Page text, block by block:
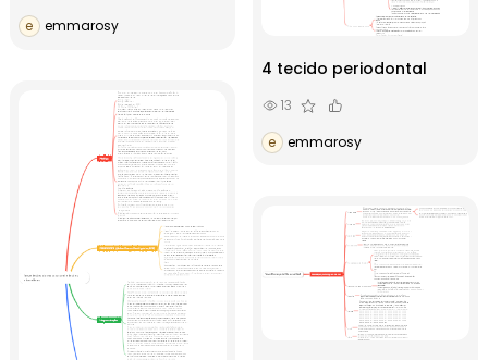
e
emmarosy
4 tecido periodontal
13
e
emmarosy